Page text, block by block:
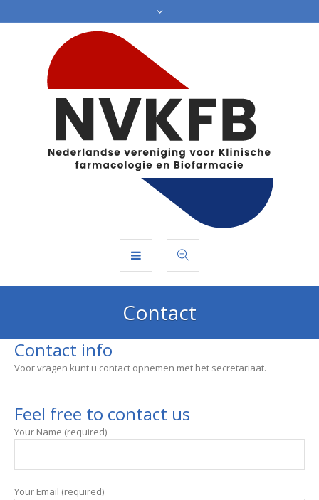
Contact
Contact info
Voor vragen kunt u contact opnemen met het secretariaat.
Feel free to contact us
Your Name (required)
Your Email (required)